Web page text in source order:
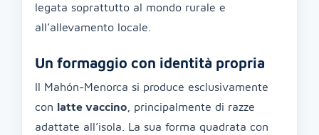
legata soprattutto al mondo rurale e
all’allevamento locale.
Un formaggio con identità propria
Il Mahón-Menorca si produce esclusivamente
con latte vaccino , principalmente di razze
adattate all’isola. La sua forma quadrata con